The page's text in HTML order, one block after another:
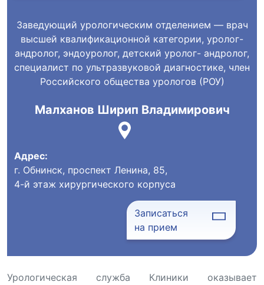
Заведующий урологическим отделением — врач
высшей квалификационной категории, уролог-
андролог, эндоуролог, детский уролог- андролог,
специалист по ультразвуковой диагностике, член
Российского общества урологов (РОУ)
Малханов Ширип Владимирович
Адрес:
г. Обнинск, проспект Ленина, 85,
4-й этаж хирургического корпуса
Записаться
на прием
Урологическая служба Клиники оказывает